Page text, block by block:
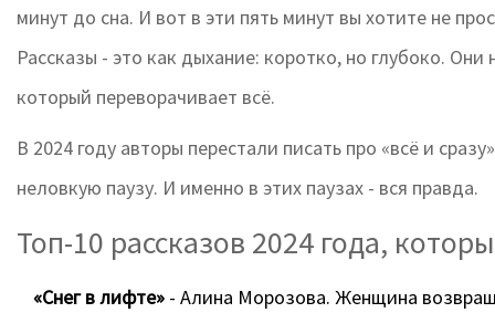
минут до сна. И вот в эти пять минут вы хотите не
Рассказы - это как дыхание: коротко, но глубоко.
который переворачивает всё.
В 2024 году авторы перестали писать про «всё и
неловкую паузу. И именно в этих паузах - вся правда.
Топ-10 рассказов 2024 года,
«Снег в лифте» - Алина Морозова. Женщина